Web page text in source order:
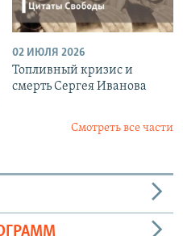
02 ИЮЛЯ 2026
Топливный кризис и
смерть Сергея Иванова
Смотреть все части